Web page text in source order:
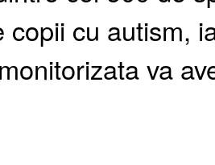
copii cu autism,
va